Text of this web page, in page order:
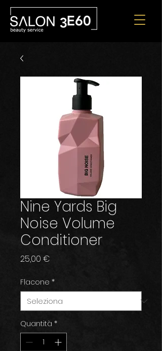
Nine Yards Big
Noise Volume
Conditioner
25,00 €
Flacone *
Quantità *